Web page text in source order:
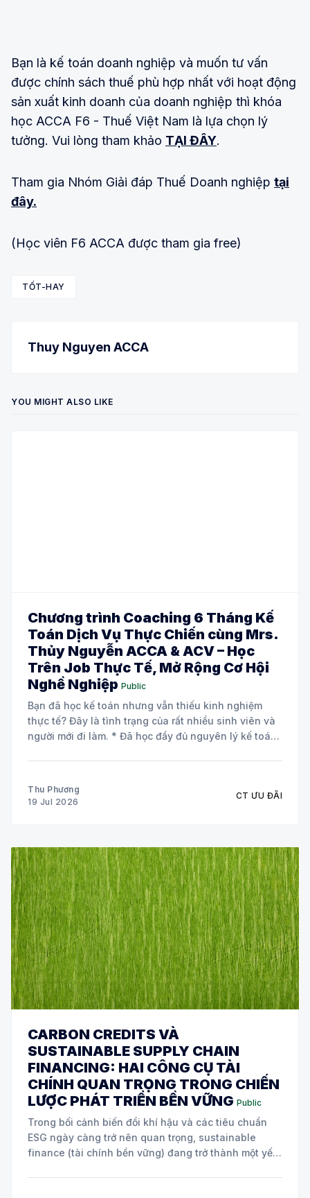
Bạn là kế toán doanh nghiệp và muốn tư vấn
được chính sách thuế phù hợp nhất với hoạt động
sản xuất kinh doanh của doanh nghiệp thì khóa
học ACCA F6 - Thuế Việt Nam là lựa chọn lý
tưởng. Vui lòng tham khảo TẠI ĐÂY.
Tham gia Nhóm Giải đáp Thuế Doanh nghiệp tại
đây.
(Học viên F6 ACCA được tham gia free)
TỐT-HAY
Thuy Nguyen ACCA
YOU MIGHT ALSO LIKE
Chương trình Coaching 6 Tháng Kế
Toán Dịch Vụ Thực Chiến cùng Mrs.
Thủy Nguyễn ACCA & ACV – Học
Trên Job Thực Tế, Mở Rộng Cơ Hội
Nghề Nghiệp Public
Bạn đã học kế toán nhưng vẫn thiếu kinh nghiệm
thực tế? Đây là tình trạng của rất nhiều sinh viên và
người mới đi làm. * Đã học đầy đủ nguyên lý kế toán
Thu Phương
19 Jul 2026
CT ƯU ĐÃI
CARBON CREDITS VÀ
SUSTAINABLE SUPPLY CHAIN
FINANCING: HAI CÔNG CỤ TÀI
CHÍNH QUAN TRỌNG TRONG CHIẾN
LƯỢC PHÁT TRIỂN BỀN VỮNG Public
Trong bối cảnh biến đổi khí hậu và các tiêu chuẩn
ESG ngày càng trở nên quan trọng, sustainable
finance (tài chính bền vững) đang trở thành một yếu